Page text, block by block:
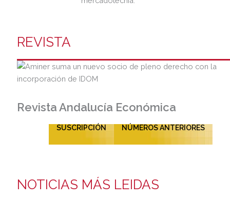
REVISTA
Revista Andalucía Económica
SUSCRIPCIÓN NÚMEROS ANTERIORES
NOTICIAS MÁS LEIDAS